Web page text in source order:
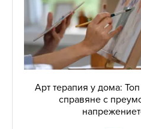
Арт терапия у дома:
справяне с